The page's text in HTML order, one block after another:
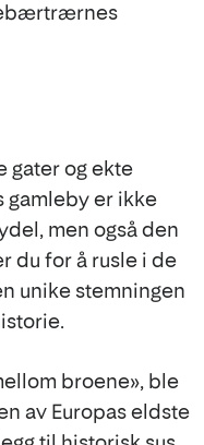
gater og ekte
gamleby er ikke
men også den
du for å rusle i de
unike stemningen
broene», ble
av Europas eldste